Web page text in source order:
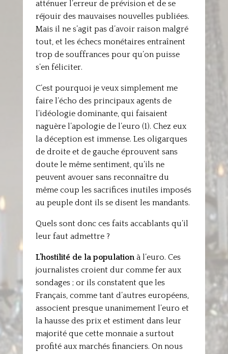
atténuer l’erreur de prévision et de se
réjouir des mauvaises nouvelles publiées.
Mais il ne s’agit pas d’avoir raison malgré
tout, et les échecs monétaires entraînent
trop de souffrances pour qu’on puisse
s’en féliciter.
C’est pourquoi je veux simplement me
faire l’écho des principaux agents de
l’idéologie dominante, qui faisaient
naguère l’apologie de l’euro (1). Chez eux
la déception est immense. Les oligarques
de droite et de gauche éprouvent sans
doute le même sentiment, qu’ils ne
peuvent avouer sans reconnaître du
même coup les sacrifices inutiles imposés
au peuple dont ils se disent les mandants.
Quels sont donc ces faits accablants qu’il
leur faut admettre ?
L’hostilité de la populationà l’euro. Ces
journalistes croient dur comme fer aux
sondages ; or ils constatent que les
Français, comme tant d’autres européens,
associent presque unanimement l’euro et
la hausse des prix et estiment dans leur
majorité que cette monnaie a surtout
profité aux marchés financiers. On nous